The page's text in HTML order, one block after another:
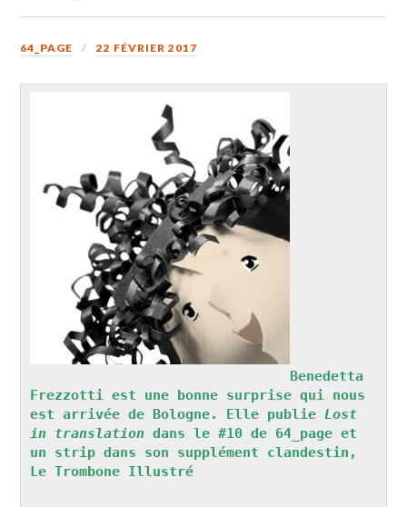
64_PAGE 22 FÉVRIER 2017
Benedetta
Frezzotti est une bonne surprise qui nous
est arrivée de Bologne. Elle publie Lost
in translation dans le #10 de 64_page et
un strip dans son supplément clandestin,
Le Trombone Illustré